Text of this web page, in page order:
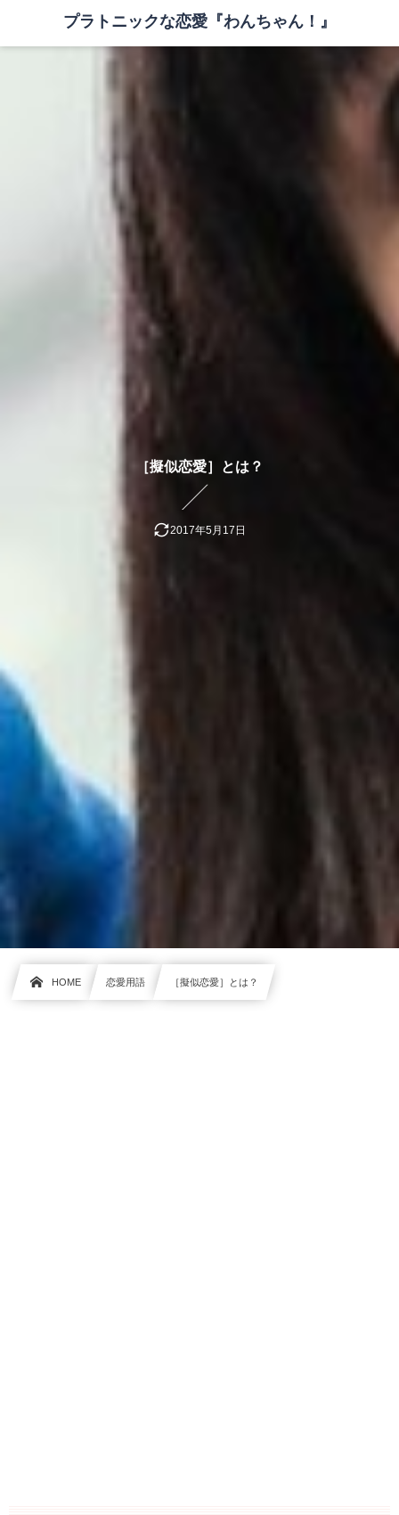
プラトニックな恋愛『わんちゃん！』
［擬似恋愛］とは？
2017年5月17日
HOME 恋愛用語 ［擬似恋愛］とは？